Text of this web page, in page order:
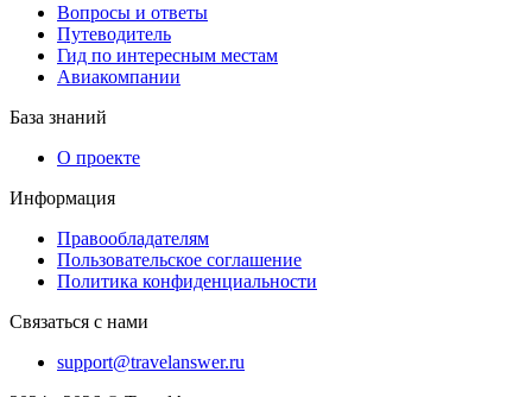
Вопросы и ответы
Путеводитель
Гид по интересным местам
Авиакомпании
База знаний
О проекте
Информация
Правообладателям
Пользовательское соглашение
Политика конфиденциальности
Связаться с нами
support@travelanswer.ru